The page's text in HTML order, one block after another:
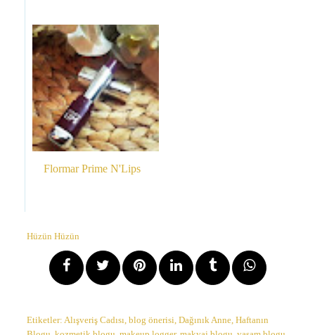
Flormar Prime N'Lips
Hüzün Hüzün
Etiketler: Alışveriş Cadısı, blog önerisi, Dağınık Anne, Haftanın